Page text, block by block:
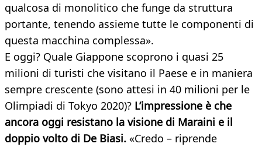
qualcosa di monolitico che funge da struttura
portante, tenendo assieme tutte le componenti di
questa macchina complessa».
E oggi? Quale Giappone scoprono i quasi 25
milioni di turisti che visitano il Paese e in maniera
sempre crescente (sono attesi in 40 milioni per le
Olimpiadi di Tokyo 2020)? L’impressione è che
ancora oggi resistano la visione di Maraini e il
doppio volto di De Biasi. «Credo – riprende